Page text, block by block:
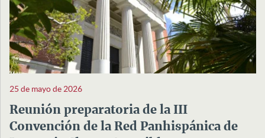
25 de mayo de 2026
Reunión preparatoria de la III
Convención de la Red Panhispánica de